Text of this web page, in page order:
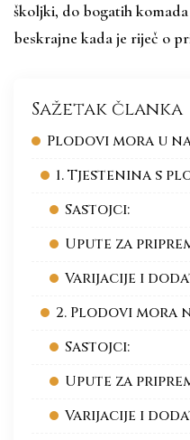
školjki, do bogatih
beskrajne kada je riječ o
Sažetak članka
Plodovi mora u
1. Tjestenina s
Sastojci:
Upute za
Varijacije i
2. Plodovi mora
Sastojci:
Upute za
Varijacije i